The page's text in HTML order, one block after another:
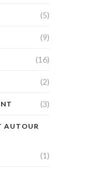
(5)
(9)
(16)
(2)
(3)
AUTOUR
(1)